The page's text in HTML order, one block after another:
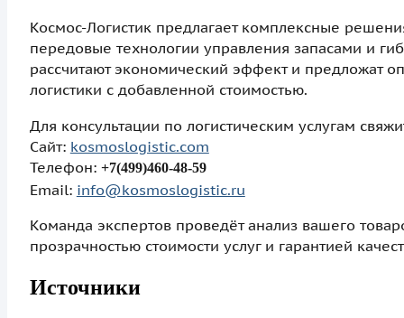
Космос-Логистик предлагает комплексные
передовые технологии управления запасами и
рассчитают экономический эффект и предложат
логистики с добавленной стоимостью.
Для консультации по логистическим услугам
Сайт: kosmoslogistic.com
Телефон: +7(499)460-48-59
Email: info@kosmoslogistic.ru
Команда экспертов проведёт анализ вашего
прозрачностью стоимости услуг и гарантией
Источники